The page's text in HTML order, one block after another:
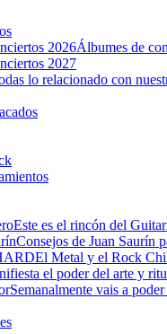
2026Álbumes de
2027
lo relacionado con
Este es el rincón del
Consejos de Juan Saurín
El Metal y el Rock
el poder del arte y
Semanalmente vais a